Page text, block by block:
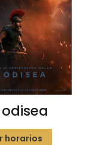
odisea
horarios